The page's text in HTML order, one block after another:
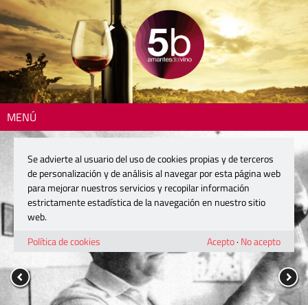
MENÚ
Se advierte al usuario del uso de cookies propias y de terceros
de personalización y de análisis al navegar por esta página web
para mejorar nuestros servicios y recopilar información
estrictamente estadística de la navegación en nuestro sitio
web.
Política de cookies
Acepto· No acepto